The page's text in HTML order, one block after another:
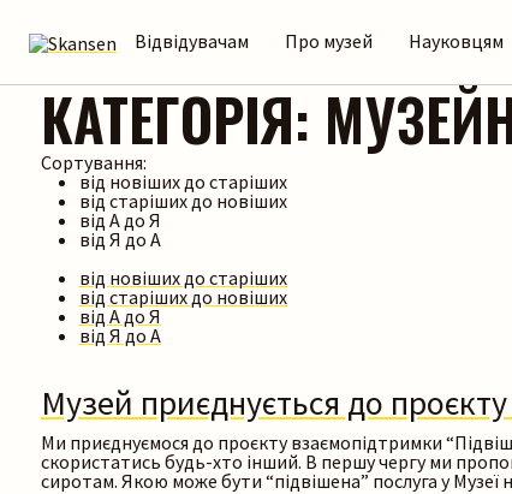
Відвідувачам Про музей Науковцям
КАТЕГОРІЯ:
Сортування:
від новіших до старіших
від старіших до новіших
від А до Я
від Я до А
від новіших до старіших
від старіших до новіших
від А до Я
від Я до А
Музей приєднується до
Ми приєднуємося до проєкту взаємопідтримки
скористатись будь-хто інший. В першу чергу ми
сиротам. Якою може бути “підвішена” послуга у